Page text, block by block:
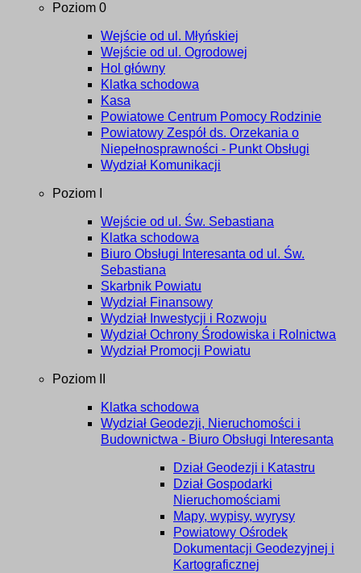
Poziom 0
Wejście od ul. Młyńskiej
Wejście od ul. Ogrodowej
Hol główny
Klatka schodowa
Kasa
Powiatowe Centrum Pomocy Rodzinie
Powiatowy Zespół ds. Orzekania o
Niepełnosprawności - Punkt Obsługi
Wydział Komunikacji
Poziom I
Wejście od ul. Św. Sebastiana
Klatka schodowa
Biuro Obsługi Interesanta od ul. Św.
Sebastiana
Skarbnik Powiatu
Wydział Finansowy
Wydział Inwestycji i Rozwoju
Wydział Ochrony Środowiska i Rolnictwa
Wydział Promocji Powiatu
Poziom II
Klatka schodowa
Wydział Geodezji, Nieruchomości i
Budownictwa - Biuro Obsługi Interesanta
Dział Geodezji i Katastru
Dział Gospodarki
Nieruchomościami
Mapy, wypisy, wyrysy
Powiatowy Ośrodek
Dokumentacji Geodezyjnej i
Kartograficznej